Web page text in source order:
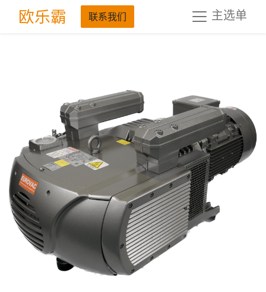
欧乐霸 联系我们 主选单